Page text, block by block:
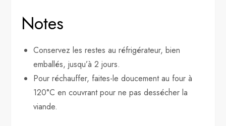
Notes
Conservez les restes au réfrigérateur, bien
emballés, jusqu’à 2 jours.
Pour réchauffer, faites-le doucement au four à
120°C en couvrant pour ne pas dessécher la
viande.